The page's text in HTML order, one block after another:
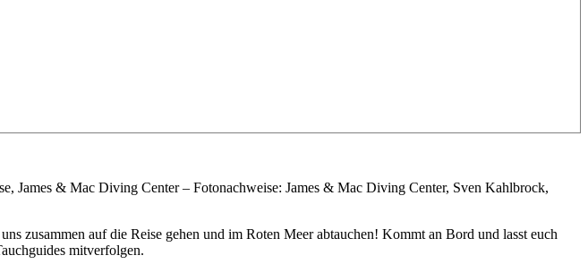
James & Mac Diving Center – Fotonachweise: James & Mac Diving Center, Sven Kahlbrock,
zusammen auf die Reise gehen und im Roten Meer abtauchen! Kommt an Bord und lasst euch
mitverfolgen.